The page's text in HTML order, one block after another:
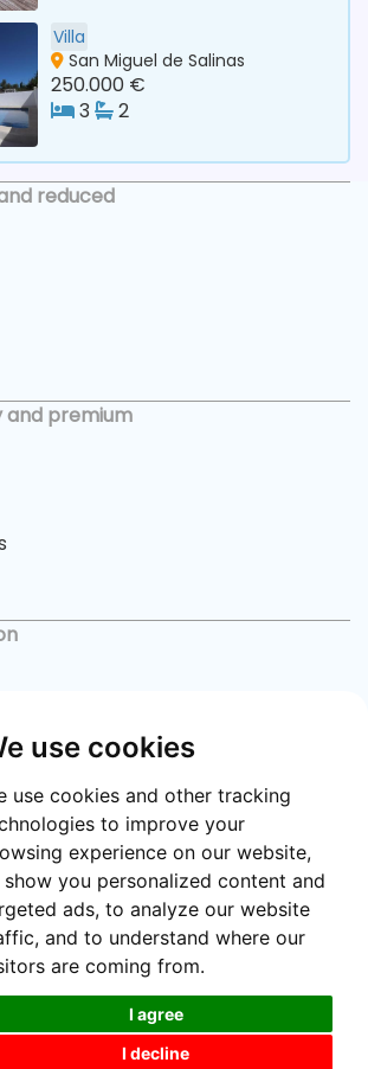
use cookies
use cookies and other tracking
to improve your
experience on our website,
you personalized content and
ads, to analyze our website
and to understand where our
are coming from.
I agree
I decline
Villa
San Miguel de Salinas
250.000 €
3
2
reduced
and premium
82